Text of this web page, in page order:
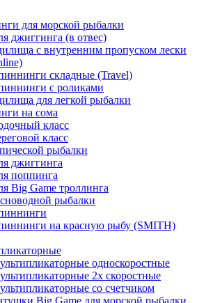
для морской рыбалки
джиггинга (в отвес)
с внутренним пропуском лески
складные (Travel)
с роликами
для легкой рыбалки
на сома
класс
класс
рыбалки
джиггинга
поппинга
Big Game троллинга
рыбалки
на красную рыбу (SMITH)
односкоростные
2х скоростные
со счетчиком
Big Game для морской рыбалки